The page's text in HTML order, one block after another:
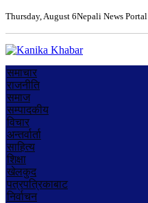
Thursday, August 6Nepali News Portal
समाचार
राजनीति
समाज
सम्पादकीय
विचार
अन्तर्वार्ता
साहित्य
शिक्षा
खेलकुद
पत्रपत्रिकाबाट
निर्वाचन